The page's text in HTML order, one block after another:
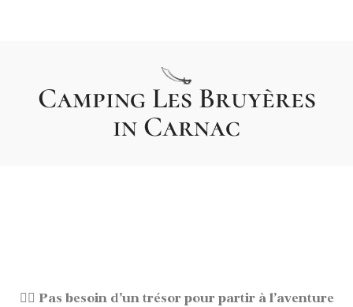
Camping Les Bruyères
in Carnac
🏴‍☠️ Pas besoin d’un trésor pour partir à l’aventure